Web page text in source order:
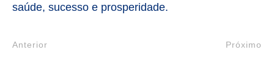
saúde, sucesso e prosperidade.
Anterior Próximo